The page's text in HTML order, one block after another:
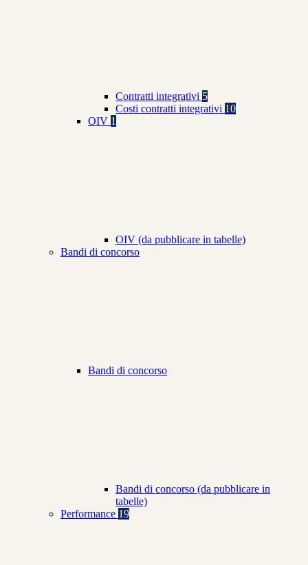
Contratti integrativi 5
Costi contratti integrativi 10
OIV 1
OIV (da pubblicare in tabelle)
Bandi di concorso
Bandi di concorso
Bandi di concorso (da pubblicare in
tabelle)
Performance 19